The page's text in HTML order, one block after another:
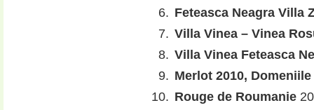
Feteasca Neagra Villa
Villa Vinea – Vinea
Villa Vinea Feteasca
Merlot 2010,
Rouge de Roumanie